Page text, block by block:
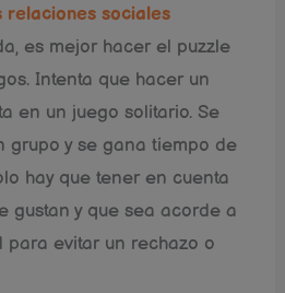
relaciones sociales
es mejor hacer el puzzle
Intenta que hacer un
en un juego solitario. Se
grupo y se gana tiempo de
hay que tener en cuenta
gustan y que sea acorde a
evitar un rechazo o